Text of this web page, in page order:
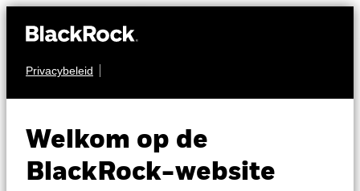
Privacybeleid
Welkom op de
BlackRock-website
AANDELEN
Income Fund